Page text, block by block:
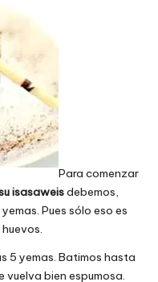
Para comenzar
isasaweisdebemos,
Pues sólo eso es
5 yemas. Batimos hasta
vuelva bien espumosa.